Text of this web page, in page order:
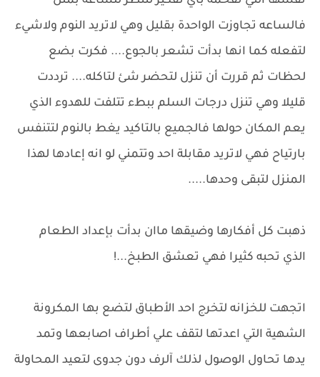
فالساعه تجاوزت الواحدة بقليل وهي لاتريد النوم ولاشيء
لتفعله كما انها بدأت تشعر بالجوع.... فكرت بضع
لحظات ثم قررت أن تنزل لتحضر شئ لتاكله.... ترددت
قليلا وهي تنزل درجات السلم ببطء تتلفت للهدوء الذي
يعم المكان حولها فالجميع بالتاكيد يغط بالنوم لتتنفس
بارتياح فهي لاتريد مقابلة احد وتتمني لو انه إعادها لهذا
المنزل لتبقى وحدها.....
ذهبت كل أفكارها وضيقها ماان بدأت بإعداد الطعام
الذي تحبه كثيرا فهي تعشق الطبخ...!
اتجهت للخزانه لتخرج احد الأطباق لتضع بها المكرونة
الشهية التي اعدتها لتقف علي أطراف اصابعها وتمد
يدها تحاول الوصول لذلك آلرف دون جدوى لتعيد المحاولة